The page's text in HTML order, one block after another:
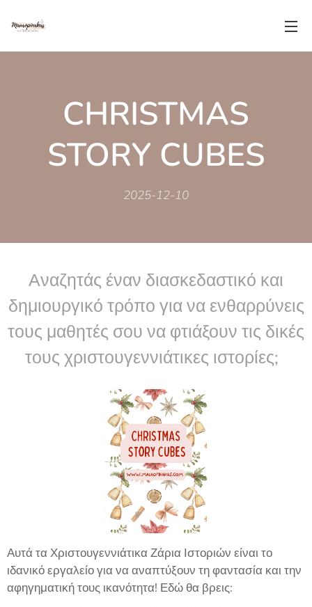
CHRISTMAS
STORY CUBES
2025-12-10
Αναζητάς έναν διασκεδαστικό και
δημιουργικό τρόπο για να ενθαρρύνεις
τους μαθητές σου να φτιάξουν τις δικές
τους χριστουγεννιάτικες ιστορίες;
Αυτά τα Χριστουγεννιάτικα Ζάρια Ιστοριών είναι το
ιδανικό εργαλείο για να αναπτύξουν τη φαντασία και την
αφηγηματική τους ικανότητα! Εδώ θα βρεις: